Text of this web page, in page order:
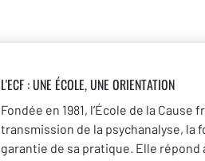
L'ECF : UNE ÉCOLE, UNE ORIENTATION
Fondée en 1981, l’École de la
transmission de la psychanalyse, la
garantie de sa pratique. Elle